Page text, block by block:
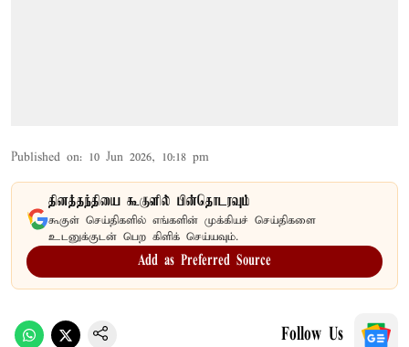
Published on: 10 Jun 2026, 10:18 pm
தினத்தந்தியை கூகுளில் பின்தொடரவும்
கூகுள் செய்திகளில் எங்களின் முக்கியச் செய்திகளை
உடனுக்குடன் பெற கிளிக் செய்யவும்.
Add as Preferred Source
Follow Us